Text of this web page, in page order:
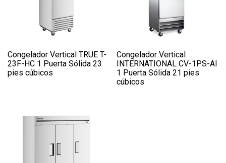
Congelador Vertical TRUE T-
23F-HC 1 Puerta Sólida 23
pies cúbicos
Congelador Vertical
INTERNATIONAL CV-1PS-AI
1 Puerta Sólida 21 pies
cúbicos